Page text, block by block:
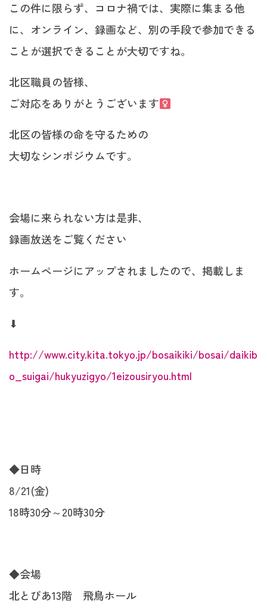
この件に限らず、コロナ禍では、実際に集まる他
に、オンライン、録画など、別の手段で参加できる
ことが選択できることが大切ですね。
北区職員の皆様、
ご対応をありがとうございます‍
北区の皆様の命を守るための
大切なシンポジウムです。
会場に来られない方は是非、
録画放送をご覧ください
ホームページにアップされましたので、掲載しま
す。
⬇︎
http://www.city.kita.tokyo.jp/bosaikiki/bosai/daikib
o_suigai/hukyuzigyo/1eizousiryou.html
◆日時
8/21(金)
18時30分～20時30分
◆会場
北とぴあ13階 飛鳥ホール